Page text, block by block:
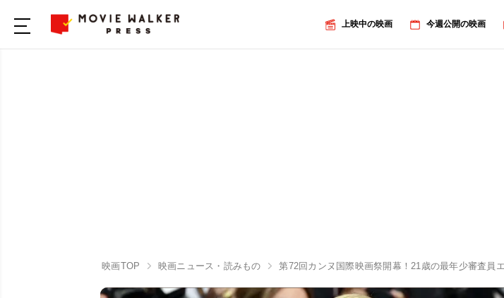
上映中の映画 今週公開の映画
映画TOP 映画ニュース・読みもの 第72回カンヌ国際映画祭開幕！21歳の最年少審査員